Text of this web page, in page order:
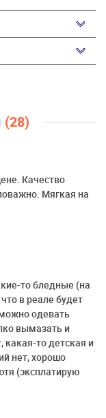
(28)
Качество
Мягкая на
то бледные (на
в реале будет
одевать
вымазать и
то детская и
нет, хорошо
(эксплатирую